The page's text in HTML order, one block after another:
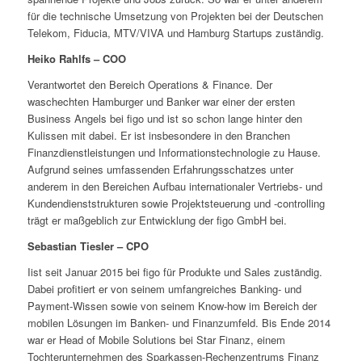
für die technische Umsetzung von Projekten bei der Deutschen
Telekom, Fiducia, MTV/VIVA und Hamburg Startups zuständig.
Heiko Rahlfs – COO
Verantwortet den Bereich Operations & Finance. Der
waschechten Hamburger und Banker war einer der ersten
Business Angels bei figo und ist so schon lange hinter den
Kulissen mit dabei. Er ist insbesondere in den Branchen
Finanzdienstleistungen und Informationstechnologie zu Hause.
Aufgrund seines umfassenden Erfahrungsschatzes unter
anderem in den Bereichen Aufbau internationaler Vertriebs- und
Kundendienststrukturen sowie Projektsteuerung und -controlling
trägt er maßgeblich zur Entwicklung der figo GmbH bei.
Sebastian Tiesler – CPO
Iist seit Januar 2015 bei figo für Produkte und Sales zuständig.
Dabei profitiert er von seinem umfangreiches Banking- und
Payment-Wissen sowie von seinem Know-how im Bereich der
mobilen Lösungen im Banken- und Finanzumfeld. Bis Ende 2014
war er Head of Mobile Solutions bei Star Finanz, einem
Tochterunternehmen des Sparkassen-Rechenzentrums Finanz